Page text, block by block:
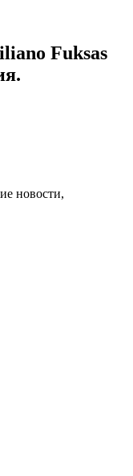
Fuksas
новости,